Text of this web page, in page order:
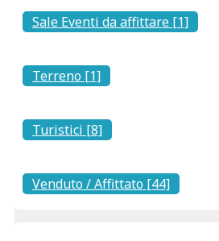
Sale Eventi da affittare [1]
Terreno [1]
Turistici [8]
Venduto / Affittato [44]